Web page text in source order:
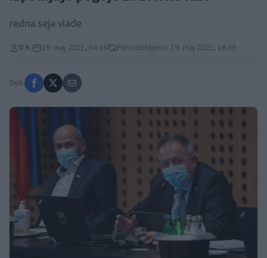
redna seja vlade
D.K. 19. maj 2021, 04:16 Posodobljeno: 19. maj 2021, 16:39
Deli: